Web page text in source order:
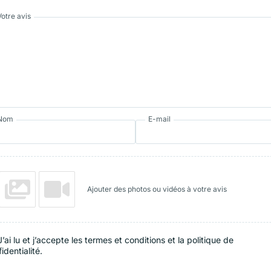
avis
E-mail
Ajouter des photos ou vidéos à votre avis
lu et j’accepte les termes et conditions et la politique de